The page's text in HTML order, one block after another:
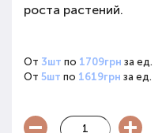
роста растений.
От 3шт по 1709грн за ед.
От 5шт по 1619грн за ед.